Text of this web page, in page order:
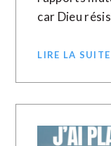
car Dieu
LIRE LA